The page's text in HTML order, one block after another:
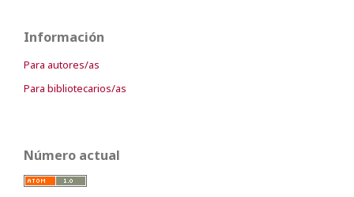
Información
Para autores/as
Para bibliotecarios/as
Número actual